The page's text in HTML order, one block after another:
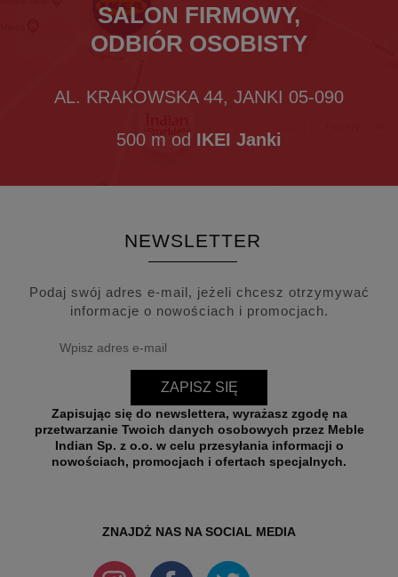
SALON FIRMOWY,
ODBIÓR OSOBISTY
AL. KRAKOWSKA 44, JANKI 05-090
500 m od IKEI Janki
NEWSLETTER
Podaj swój adres e-mail, jeżeli chcesz otrzymywać
informacje o nowościach i promocjach.
ZAPISZ SIĘ
Zapisując się do newslettera, wyrażasz zgodę na
przetwarzanie Twoich danych osobowych przez Meble
Indian Sp. z o.o. w celu przesyłania informacji o
nowościach, promocjach i ofertach specjalnych.
ZNAJDŻ NAS NA SOCIAL MEDIA